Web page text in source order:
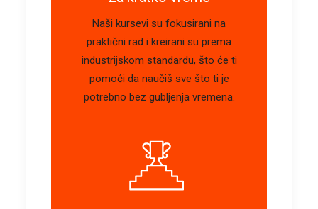
Naši kursevi su fokusirani na
praktični rad i kreirani su prema
industrijskom standardu, što će ti
pomoći da naučiš sve što ti je
potrebno bez gubljenja vremena.